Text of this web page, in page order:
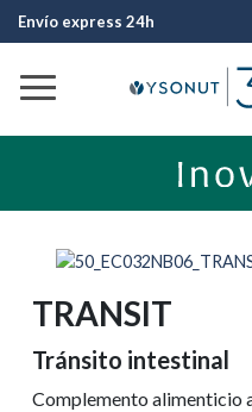
Envío express 24h
TRANSIT
Tránsito intestinal
Complemento alimenticio